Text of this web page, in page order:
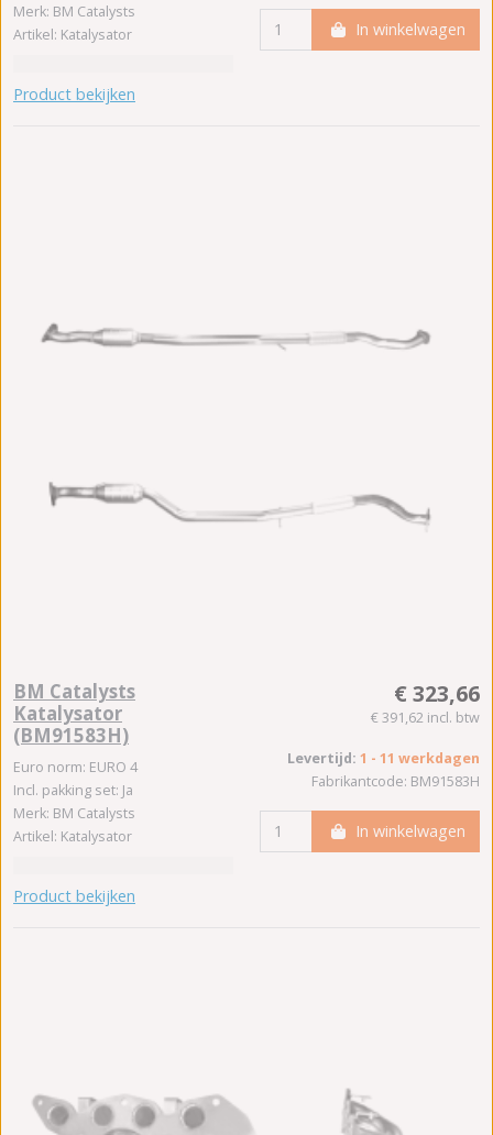
Merk: BM Catalysts
Artikel: Katalysator
Product bekijken
In winkelwagen
BM Catalysts
Katalysator
(BM91583H)
Euro norm: EURO 4
Incl. pakking set: Ja
Merk: BM Catalysts
Artikel: Katalysator
Product bekijken
€ 323,66
€ 391,62 incl. btw
Levertijd: 1 - 11 werkdagen
Fabrikantcode: BM91583H
In winkelwagen